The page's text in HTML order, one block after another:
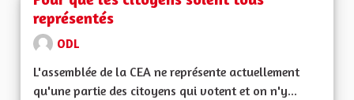
représentés
ODL
L'assemblée de la CEA ne représente actuellement
qu'une partie des citoyens qui votent et on n'y...